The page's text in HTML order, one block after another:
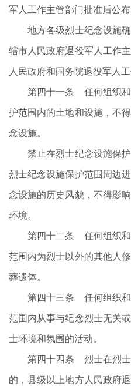
军人工作主管部门批准后公布
地方各级烈士纪念设施确
辖市人民政府退役军人工作
人民政府和国务院退役军人工
第四十一条 任何组织和
护范围内的土地和设施，不
念设施。
禁止在烈士纪念设施保护
烈士纪念设施保护范围周边
念设施的历史风貌，不得影
环境。
第四十二条 任何组织和
范围内为烈士以外的其他人
葬遗体。
第四十三条 任何组织和
范围内从事与纪念烈士无关
士环境和氛围的活动。
第四十四条 烈士在烈士
的，县级以上地方人民政府